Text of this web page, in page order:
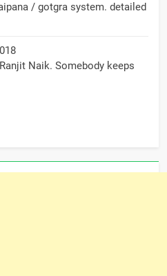
/ gotgra system. detailed
Naik. Somebody keeps